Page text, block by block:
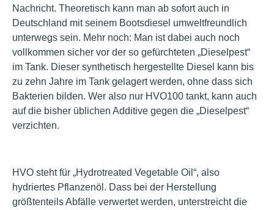
Nachricht. Theoretisch kann man ab sofort auch in
Deutschland mit seinem Bootsdiesel umweltfreundlich
unterwegs sein. Mehr noch: Man ist dabei auch noch
vollkommen sicher vor der so gefürchteten „Dieselpest“
im Tank. Dieser synthetisch hergestellte Diesel kann bis
zu zehn Jahre im Tank gelagert werden, ohne dass sich
Bakterien bilden. Wer also nur HVO100 tankt, kann auch
auf die bisher üblichen Additive gegen die „Dieselpest“
verzichten.
HVO steht für „Hydrotreated Vegetable Oil“, also
hydriertes Pflanzenöl. Dass bei der Herstellung
größtenteils Abfälle verwertet werden, unterstreicht die